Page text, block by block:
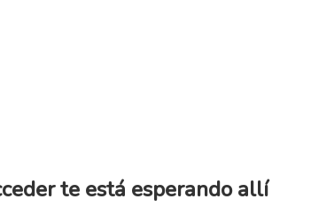
te está esperando allí